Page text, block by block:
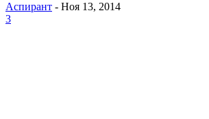
Аспирант - Ноя 13, 2014
3